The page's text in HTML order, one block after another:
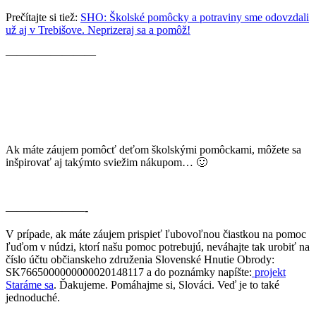
Prečítajte si tiež: SHO: Školské pomôcky a potraviny sme odovzdali
už aj v Trebišove. Neprizeraj sa a pomôž!
————————
Ak máte záujem pomôcť deťom školskými pomôckami, môžete sa
inšpirovať aj takýmto sviežim nákupom… 🙂
———————-
V prípade, ak máte záujem prispieť ľubovoľnou čiastkou na pomoc
ľuďom v núdzi, ktorí našu pomoc potrebujú, neváhajte tak urobiť na
číslo účtu občianskeho združenia Slovenské Hnutie Obrody:
SK7665000000000020148117 a do poznámky napíšte: projekt
Staráme sa. Ďakujeme. Pomáhajme si, Slováci. Veď je to také
jednoduché.